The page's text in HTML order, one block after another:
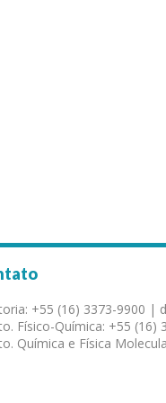
+55 (16) 3373-9900 |
Físico-Química: +55 (16)
Química e Física